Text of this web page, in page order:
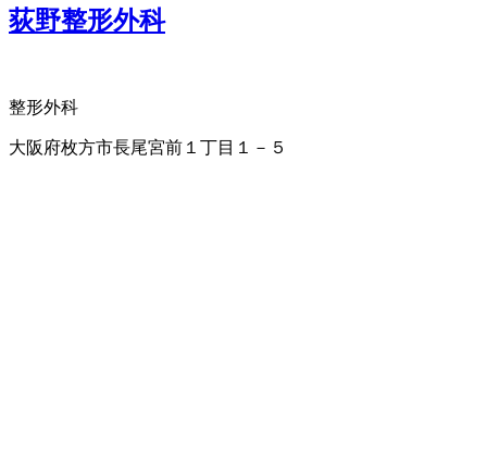
荻野整形外科
整形外科
大阪府枚方市長尾宮前１丁目１－５